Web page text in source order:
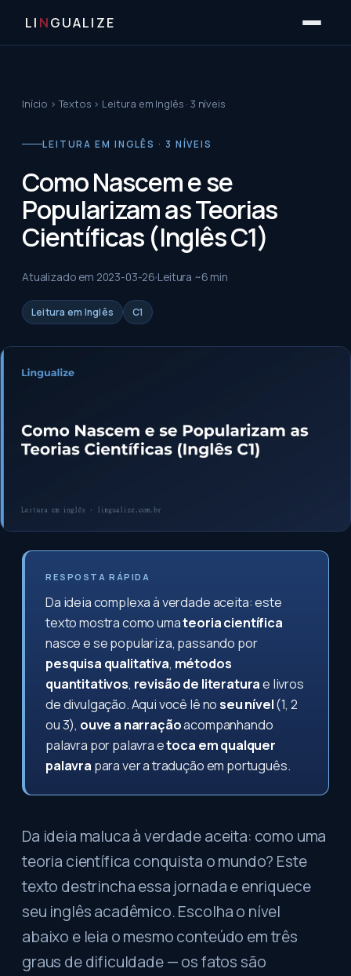
LI NGUALIZE
Início ›Textos › Leitura em Inglês · 3 níveis
LEITURA EM INGLÊS · 3 NÍVEIS
Como Nascem e se
Popularizam as Teorias
Científicas (Inglês C1)
Atualizado em 2023-03-26 Leitura ~6 min
Leitura em Inglês C1
RESPOSTA RÁPIDA
Da ideia complexa à verdade aceita: este
texto mostra como umateoria científica
nasce e se populariza, passando por
pesquisa qualitativa, métodos
quantitativos, revisão de literaturae livros
de divulgação. Aqui você lê noseu nível(1, 2
ou 3), ouve a narraçãoacompanhando
palavra por palavra etoca em qualquer
palavra para ver a tradução em português.
Da ideia maluca à verdade aceita: como uma
teoria científica conquista o mundo? Este
texto destrincha essa jornada e enriquece
seu inglês acadêmico. Escolha o nível
abaixo e leia o mesmo conteúdo em três
graus de dificuldade — os fatos são